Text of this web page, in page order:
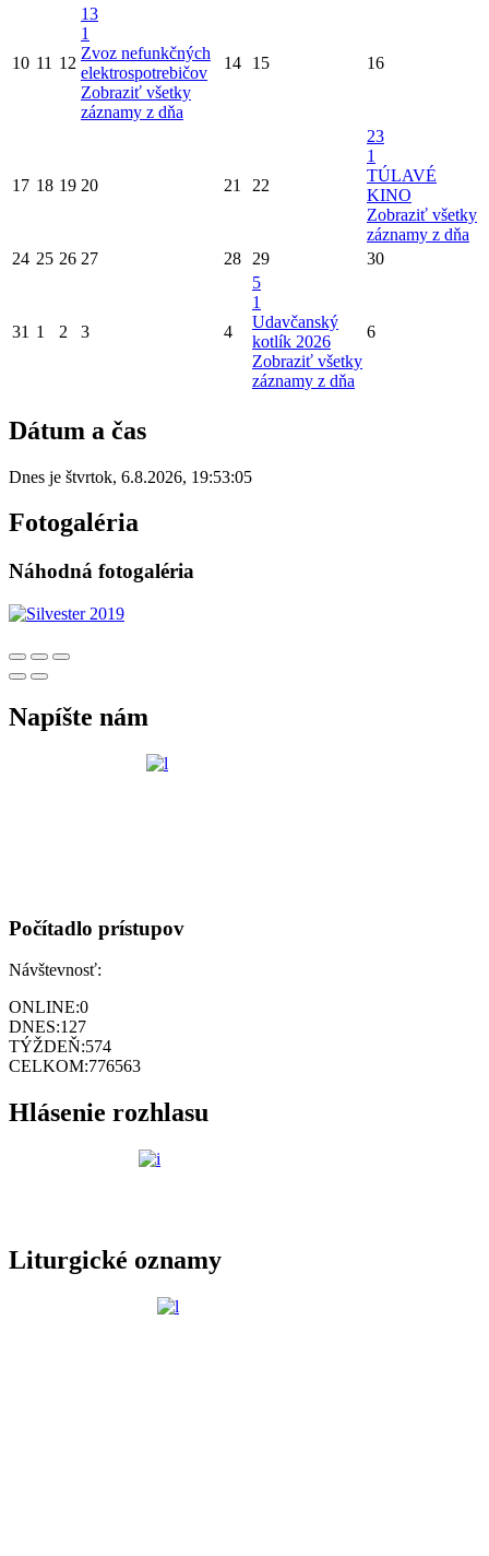
10 11 12
13
1
Zvoz nefunkčných
elektrospotrebičov
Zobraziť všetky
záznamy z dňa
14 15 16
17 18 19 20 21 22
23
1
TÚLAVÉ
KINO
Zobraziť všetky
záznamy z dňa
24 25 26 27 28 29 30
31 1 2 3 4
5
1
Udavčanský
kotlík 2026
Zobraziť všetky
záznamy z dňa
6
Dátum a čas
Dnes je štvrtok, 6.8.2026, 19:53:05
Fotogaléria
Náhodná fotogaléria
Napíšte nám
Počítadlo prístupov
Návštevnosť:
ONLINE:0
DNES:127
TÝŽDEŇ:574
CELKOM:776563
Hlásenie rozhlasu
Liturgické oznamy